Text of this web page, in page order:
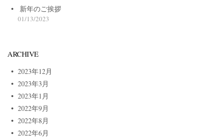
新年のご挨拶
01/13/2023
ARCHIVE
2023年12月
2023年3月
2023年1月
2022年9月
2022年8月
2022年6月